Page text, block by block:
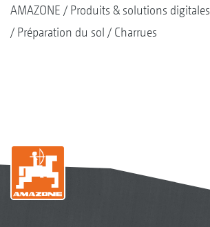
AMAZONE
Produits & solutions digitales
Préparation du sol
Charrues